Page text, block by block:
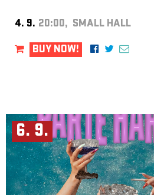
4. 9. 20:00, SMALL HALL
BUY NOW!
6. 9.